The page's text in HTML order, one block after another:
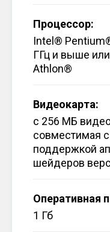
Процессор:
Intel®
ГГц и выше
Athlon®
Видеокарта:
с 256 МБ
совместимая
поддержкой
шейдеров
Оперативная
1 Гб